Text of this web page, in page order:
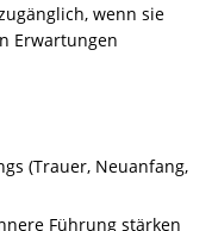
wenn sie
Erwartungen
(Trauer, Neuanfang,
Führung stärken